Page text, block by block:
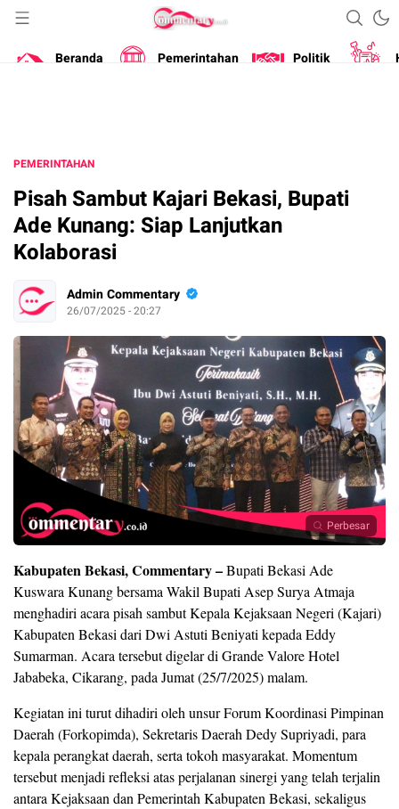
Commentary
Portal Berita Masa Kini
Beranda
Pemerintahan Politik
PEMERINTAHAN
Pisah Sambut Kajari Bekasi, Bupati
Ade Kunang: Siap Lanjutkan
Kolaborasi
Admin Commentary
26/07/2025 - 20:27
Perbesar
Kabupaten Bekasi, Commentary –Bupati Bekasi Ade
Kuswara Kunang bersama Wakil Bupati Asep Surya Atmaja
menghadiri acara pisah sambut Kepala Kejaksaan Negeri (Kajari)
Kabupaten Bekasi dari Dwi Astuti Beniyati kepada Eddy
Sumarman. Acara tersebut digelar di Grande Valore Hotel
Jababeka, Cikarang, pada Jumat (25/7/2025) malam.
Kegiatan ini turut dihadiri oleh unsur Forum Koordinasi Pimpinan
Daerah (Forkopimda), Sekretaris Daerah Dedy Supriyadi, para
kepala perangkat daerah, serta tokoh masyarakat. Momentum
tersebut menjadi refleksi atas perjalanan sinergi yang telah terjalin
antara Kejaksaan dan Pemerintah Kabupaten Bekasi, sekaligus